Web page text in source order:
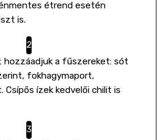
étrend esetén
is.
hozzáadjuk a fűszereket: sót
fokhagymaport,
Csípős ízek kedvelői chilit is